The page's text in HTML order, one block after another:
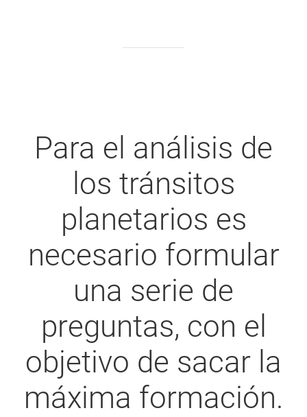
Para el análisis de
los tránsitos
planetarios es
necesario formular
una serie de
preguntas, con el
objetivo de sacar la
máxima formación.